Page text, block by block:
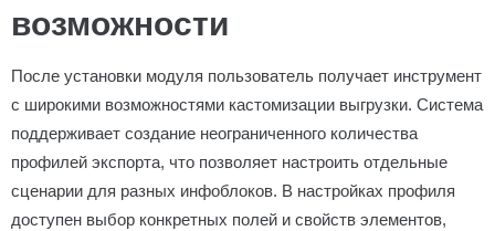
возможности
После установки модуля пользователь получает инструмент
с широкими возможностями кастомизации выгрузки. Система
поддерживает создание неограниченного количества
профилей экспорта, что позволяет настроить отдельные
сценарии для разных инфоблоков. В настройках профиля
доступен выбор конкретных полей и свойств элементов,